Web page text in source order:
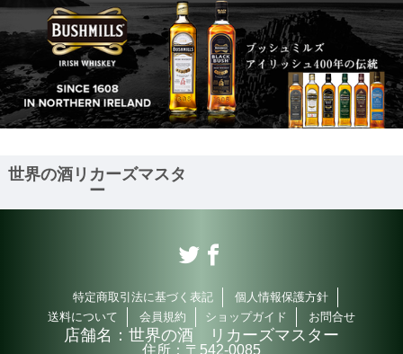
世界の酒リカーズマスタ
ー
特定商取引法に基づく表記
個人情報保護方針
送料について
会員規約 ショップガイド お問合せ
店舗名： 世界の酒 リカーズマスター
住所： 〒542-0085